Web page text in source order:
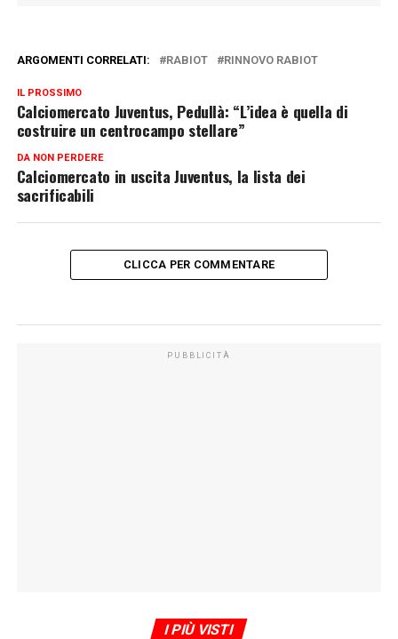
ARGOMENTI CORRELATI: RABIOT RINNOVO RABIOT
IL PROSSIMO
Calciomercato Juventus, Pedullà: “L’idea è quella di
costruire un centrocampo stellare”
DA NON PERDERE
Calciomercato in uscita Juventus, la lista dei
sacrificabili
CLICCA PER COMMENTARE
PUBBLICITÀ
I PIÙ VISTI